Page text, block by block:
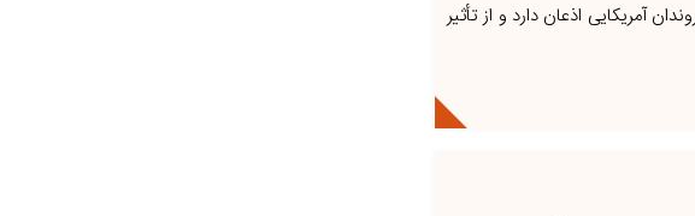
آمریکایی اذعان دارد و از تأثیر